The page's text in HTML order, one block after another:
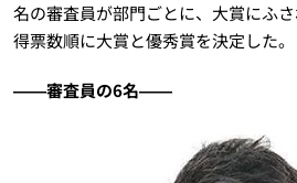
名の審査員が部門ごとに、大賞にふ
得票数順に大賞と優秀賞を決定した。
――審査員の6名――